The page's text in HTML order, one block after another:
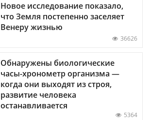
Новое исследование показало,
что Земля постепенно заселяет
Венеру жизнью
36626
Обнаружены биологические
часы-хронометр организма —
когда они выходят из строя,
развитие человека
останавливается
5364